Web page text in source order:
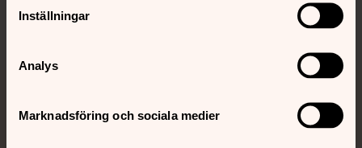
Inställningar
Analys
Marknadsföring och sociala medier
Jourhavande präst